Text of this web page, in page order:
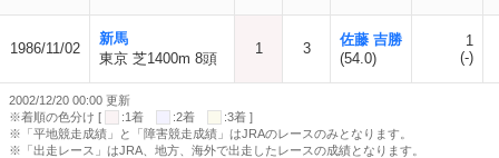
1986/11/02
新馬
東京 芝1400m 8頭
1 3
佐藤 吉勝
(54.0)
1
(-)
2002/12/20 00:00 更新
※着順の色分け [
:1着 :2着
:3着 ]
※「平地競走成績」と「障害競走成績」はJRAのレースのみとなります。
※「出走レース」はJRA、地方、海外で出走したレースの成績となります。